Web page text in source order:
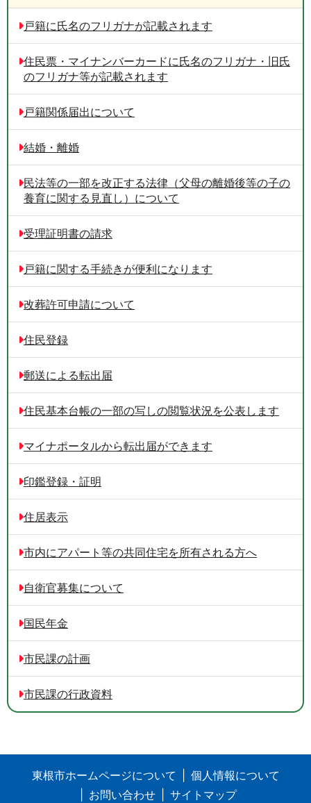
戸籍に氏名のフリガナが記載されます
住民票・マイナンバーカードに氏名のフリガナ・旧氏
のフリガナ等が記載されます
戸籍関係届出について
結婚・離婚
民法等の一部を改正する法律（父母の離婚後等の子の
養育に関する見直し）について
受理証明書の請求
戸籍に関する手続きが便利になります
改葬許可申請について
住民登録
郵送による転出届
住民基本台帳の一部の写しの閲覧状況を公表します
マイナポータルから転出届ができます
印鑑登録・証明
住居表示
市内にアパート等の共同住宅を所有される方へ
自衛官募集について
国民年金
市民課の計画
市民課の行政資料
東根市ホームページについて
個人情報について
お問い合わせ
サイトマップ